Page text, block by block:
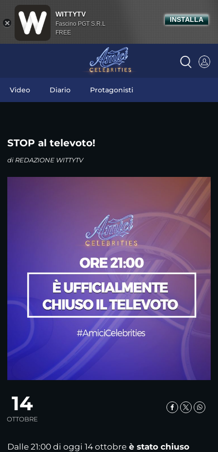
Video Diario Protagonisti
STOP al televoto!
di REDAZIONE WITTYTV
14
OTTOBRE
Dalle 21:00 di oggi 14 ottobre è stato chiuso
WITTYTV
Fascino PGT S.R.L
FREE
INSTALLA